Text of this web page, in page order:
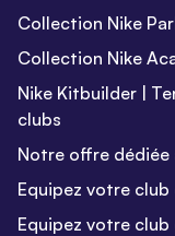
Collection Nike
Collection Nike
Nike Kitbuilder |
clubs
Notre offre
Equipez votre
Equipez votre club